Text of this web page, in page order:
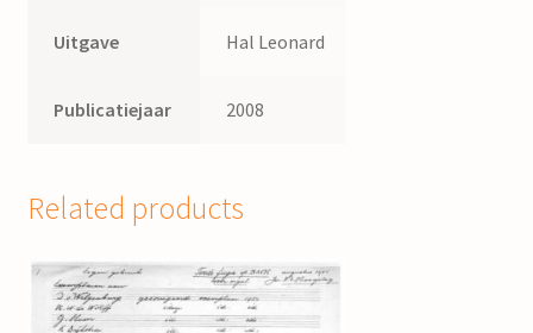
Uitgave Hal Leonard
Publicatiejaar 2008
Related products